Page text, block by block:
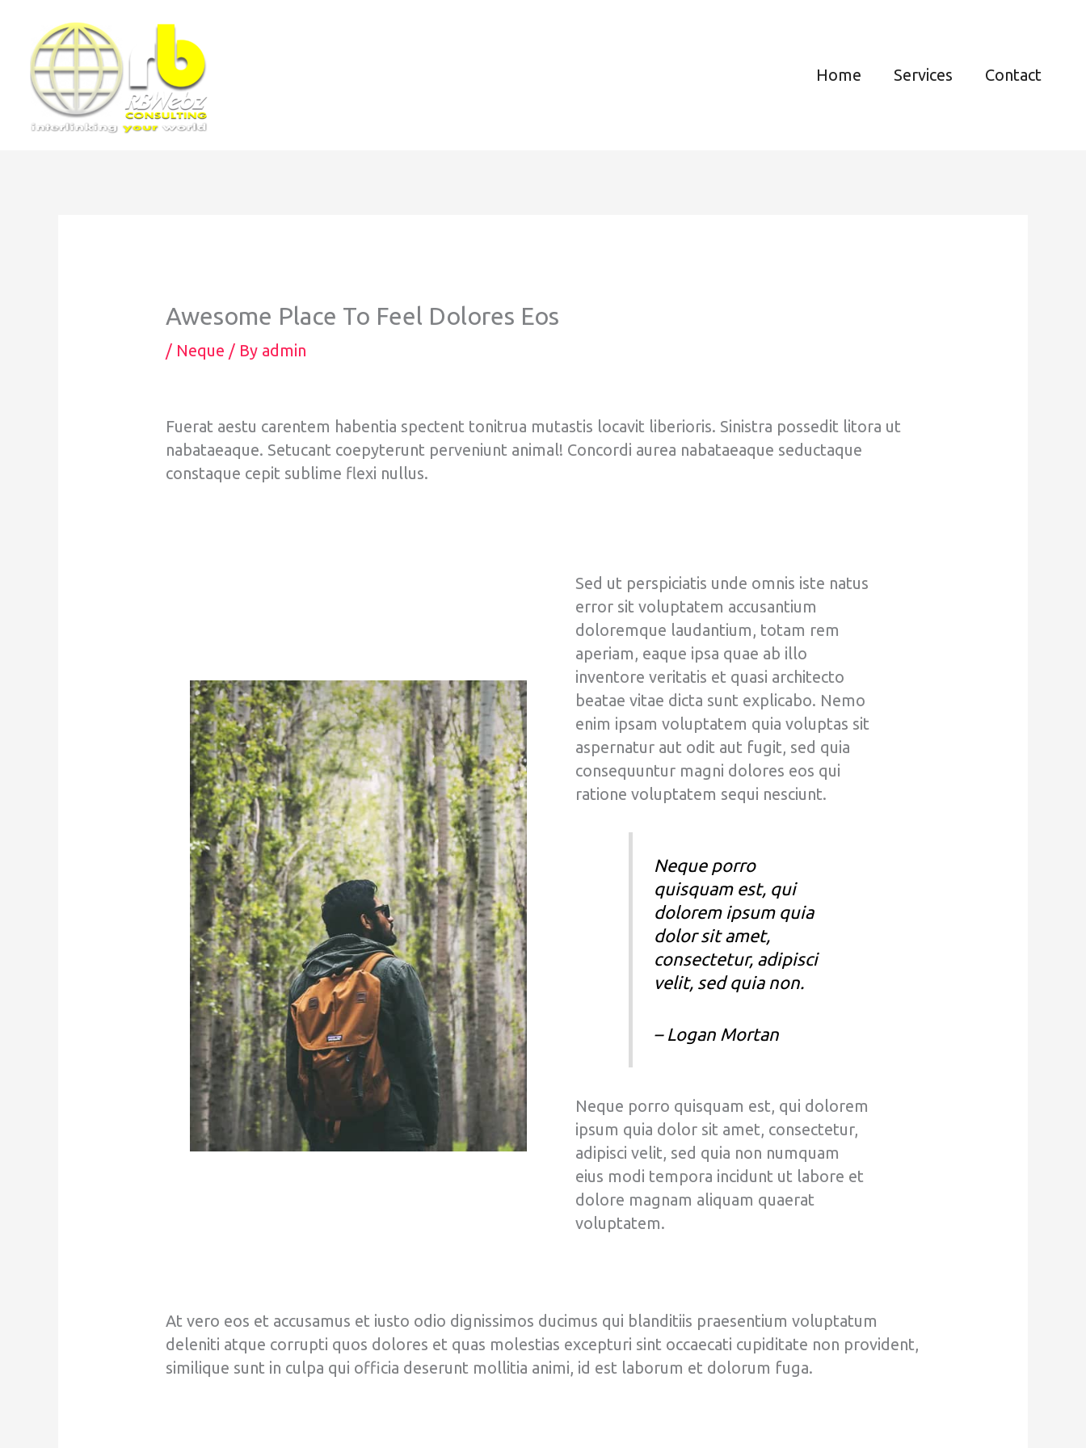
Home Services Contact
Awesome Place To Feel Dolores Eos
/ Neque / By admin
Fuerat aestu carentem habentia spectent tonitrua mutastis locavit liberioris. Sinistra possedit litora ut
nabataeaque. Setucant coepyterunt perveniunt animal! Concordi aurea nabataeaque seductaque
constaque cepit sublime flexi nullus.
Sed ut perspiciatis unde omnis iste natus
error sit voluptatem accusantium
doloremque laudantium, totam rem
aperiam, eaque ipsa quae ab illo
inventore veritatis et quasi architecto
beatae vitae dicta sunt explicabo. Nemo
enim ipsam voluptatem quia voluptas sit
aspernatur aut odit aut fugit, sed quia
consequuntur magni dolores eos qui
ratione voluptatem sequi nesciunt.
Neque porro
quisquam est, qui
dolorem ipsum quia
dolor sit amet,
consectetur, adipisci
velit, sed quia non.
– Logan Mortan
Neque porro quisquam est, qui dolorem
ipsum quia dolor sit amet, consectetur,
adipisci velit, sed quia non numquam
eius modi tempora incidunt ut labore et
dolore magnam aliquam quaerat
voluptatem.
At vero eos et accusamus et iusto odio dignissimos ducimus qui blanditiis praesentium voluptatum
deleniti atque corrupti quos dolores et quas molestias excepturi sint occaecati cupiditate non provident,
similique sunt in culpa qui officia deserunt mollitia animi, id est laborum et dolorum fuga.